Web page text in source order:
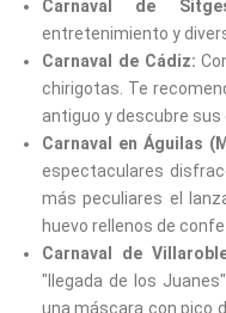
Carnaval de
entretenimiento y
Carnaval de Cádiz:
chirigotas. Te
antiguo y descubre sus
Carnaval en Águilas
espectaculares
más peculiares el
huevo rellenos de
Carnaval de
"llegada de los
una máscara con pico